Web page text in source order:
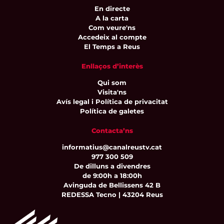
En directe
A la carta
Com veure'ns
Accedeix al compte
El Temps a Reus
Enllaços d’interès
Qui som
Visita'ns
Avís legal i Política de privacitat
Política de galetes
Contacta’ns
informatius@canalreustv.cat
977 300 509
De dilluns a divendres
de 9:00h a 18:00h
Avinguda de Bellissens 42 B
REDESSA Tecno | 43204 Reus